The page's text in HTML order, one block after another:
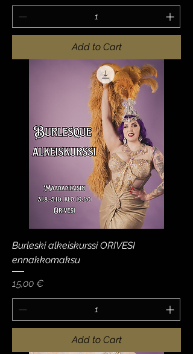
Add to Cart
Burleski alkeiskurssi ORIVESI
ennakkomaksu
Price
15,00 €
Add to Cart